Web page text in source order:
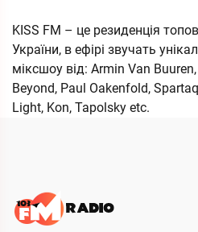
KISS FM – це резиденція
України, в ефірі звучать
міксшоу від: Armin Van
Beyond, Paul Oakenfold,
Light, Kon, Tapolsky etc.